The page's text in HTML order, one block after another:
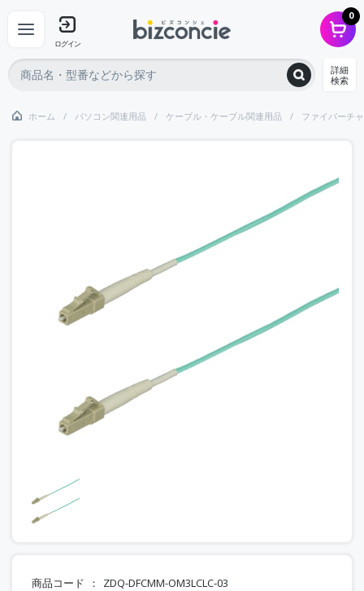
ログイン
0
詳細
検索
ホーム パソコン関連用品 ケーブル・ケーブル関連用品 ファイバーチ
商品コード ZDQ-DFCMM-OM3LCLC-03